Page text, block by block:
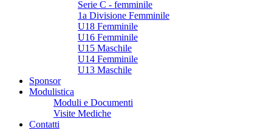
Serie C - femminile
1a Divisione Femminile
U18 Femminile
U16 Femminile
U15 Maschile
U14 Femminile
U13 Maschile
Sponsor
Modulistica
Moduli e Documenti
Visite Mediche
Contatti